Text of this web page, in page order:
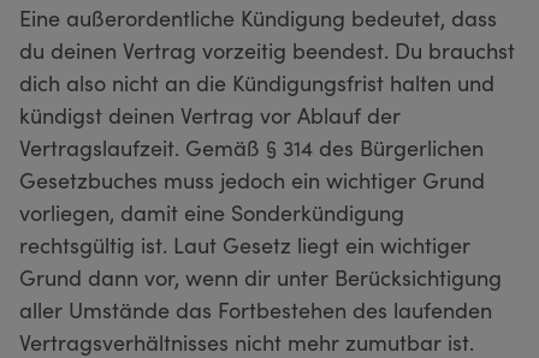
Eine außerordentliche Kündigung bedeutet, dass
du deinen Vertrag vorzeitig beendest. Du brauchst
dich also nicht an die Kündigungsfrist halten und
kündigst deinen Vertrag vor Ablauf der
Vertragslaufzeit. Gemäß § 314 des Bürgerlichen
Gesetzbuches muss jedoch ein wichtiger Grund
vorliegen, damit eine Sonderkündigung
rechtsgültig ist. Laut Gesetz liegt ein wichtiger
Grund dann vor, wenn dir unter Berücksichtigung
aller Umstände das Fortbestehen des laufenden
Vertragsverhältnisses nicht mehr zumutbar ist.